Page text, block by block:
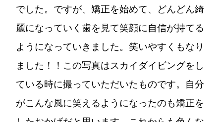
でした。ですが、矯正を始めて、どんどん綺
麗になっていく歯を見て笑顔に自信が持てる
ようになっていきました。笑いやすくもなり
ました！！この写真はスカイダイビングをし
ている時に撮っていただいたものです。自分
がこんな風に笑えるようになったのも矯正を